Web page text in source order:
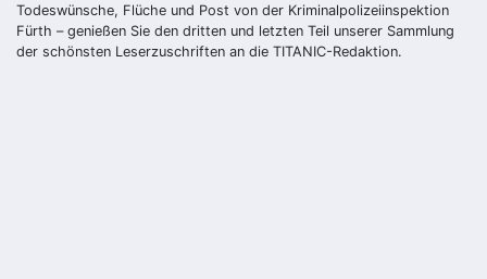
Todeswünsche, Flüche und Post von der Kriminalpolizeiinspektion
Fürth – genießen Sie den dritten und letzten Teil unserer Sammlung
der schönsten Leserzuschriften an die TITANIC-Redaktion.